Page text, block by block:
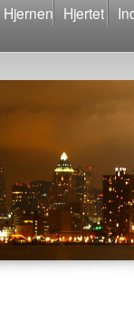
Hjernen Hjertet